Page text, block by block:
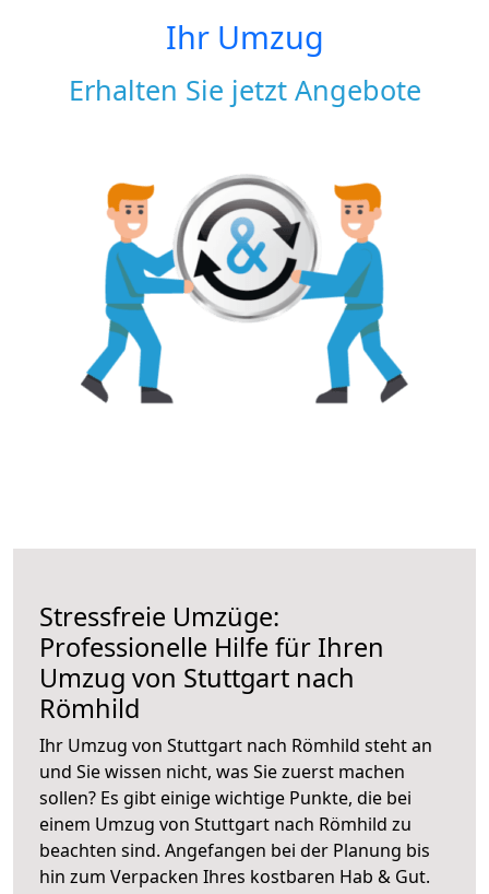
Ihr Umzug
Erhalten Sie jetzt Angebote
Stressfreie Umzüge:
Professionelle Hilfe für Ihren
Umzug von Stuttgart nach
Römhild
Ihr Umzug von Stuttgart nach Römhild steht an
und Sie wissen nicht, was Sie zuerst machen
sollen? Es gibt einige wichtige Punkte, die bei
einem Umzug von Stuttgart nach Römhild zu
beachten sind. Angefangen bei der Planung bis
hin zum Verpacken Ihres kostbaren Hab & Gut.